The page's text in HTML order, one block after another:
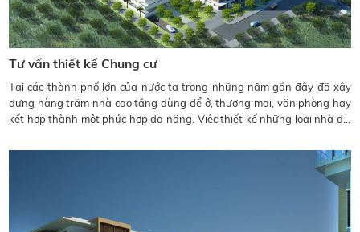
Tư vấn thiết kế Chung cư
Tại các thành phố lớn của nước ta trong những năm gần đây đã xây
dựng hàng trăm nhà cao tầng dùng để ở, thương mại, văn phòng hay
kết hợp thành một phức hợp đa năng. Việc thiết kế những loại nhà đó,
do các Công ty Tư vấn Thiết kế nước ta đảm nhận, trong đó có Công ty